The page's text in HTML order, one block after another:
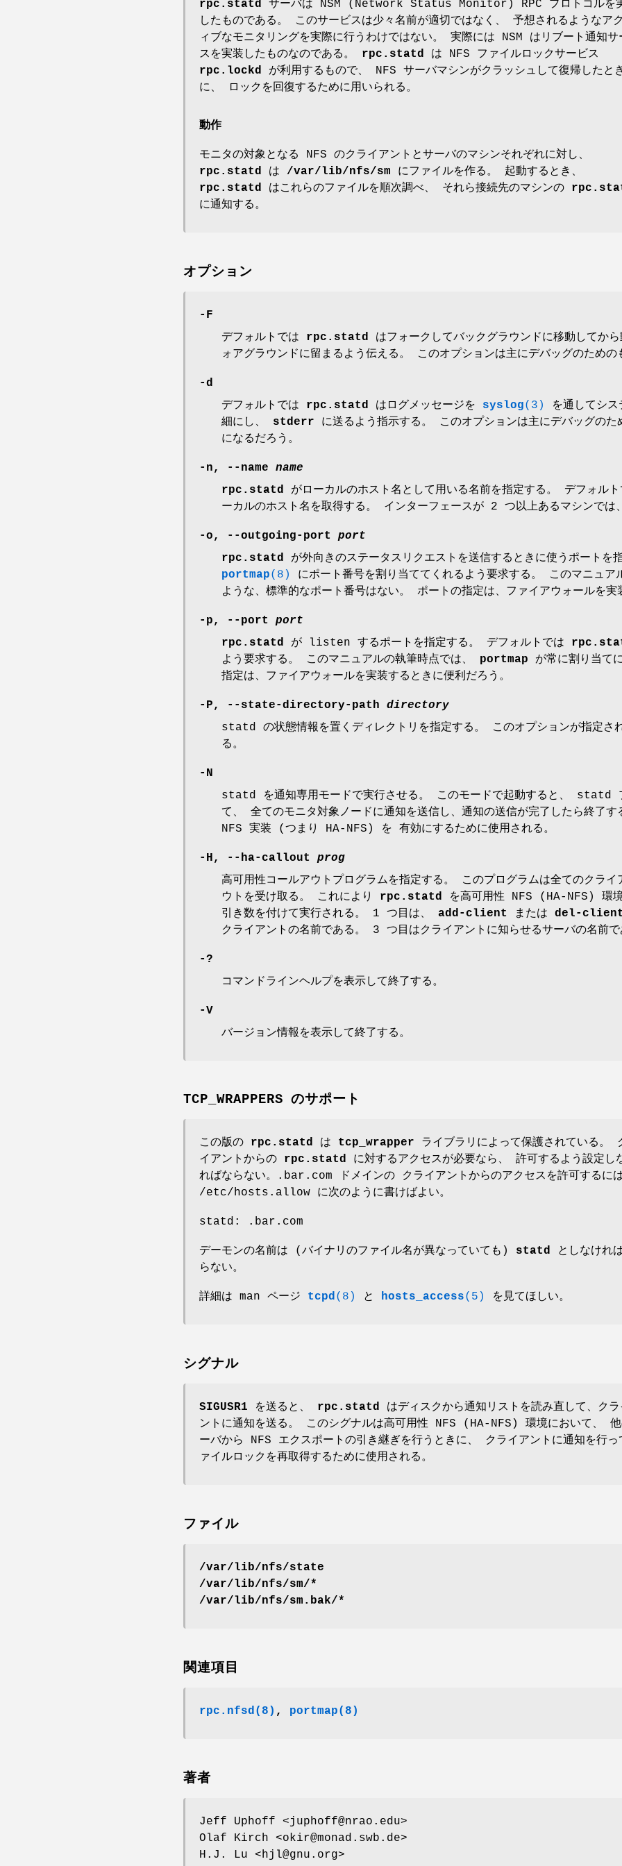
rpc.statd
サーバは NSM (Network Status Monitor) RPC プロトコルを
したものである。 このサービスは少々名前が適切ではなく、 予想されるようなア
ィブなモニタリングを実際に行うわけではない。 実際には NSM はリブート通知サ
スを実装したものなのである。 rpc.statd
は NFS ファイルロックサービス
rpc.lockd
が利用するもので、 NFS サーバマシンがクラッシュして復帰したと
に、 ロックを回復するために用いられる。
動作
モニタの対象となる NFS のクライアントとサーバのマシンそれぞれに対し、
rpc.statd は /var/lib/nfs/sm にファイルを作る。 起動するとき、
rpc.statd はこれらのファイルを順次調べ、 それら接続先のマシンの
に通知する。
オプション
-F
デフォルトでは rpc.statd はフォークしてバックグラウンドに移動してか
ォアグラウンドに留まるよう伝える。 このオプションは主にデバッグのための
-d
デフォルトでは rpc.statd はログメッセージを syslog(3) を通してシス
細にし、 stderr に送るよう指示する。 このオプションは主にデバッグの
になるだろう。
-n, --name name
rpc.statd
がローカルのホスト名として用いる名前を指定する。 デフォル
ーカルのホスト名を取得する。 インターフェースが 2 つ以上あるマシンでは
-o, --outgoing-port port
rpc.statd
が外向きのステータスリクエストを送信するときに使うポートを
portmap(8) にポート番号を割り当ててくれるよう要求する。 このマニュア
ような、標準的なポート番号はない。 ポートの指定は、ファイアウォールを実
-p, --port port
rpc.statd
が listen するポートを指定する。 デフォルトでは
よう要求する。 このマニュアルの執筆時点では、 portmap が常に割り当て
指定は、ファイアウォールを実装するときに便利だろう。
-P, --state-directory-path directory
statd の状態情報を置くディレクトリを指定する。 このオプションが指定さ
る。
-N
statd を通知専用モードで実行させる。 このモードで起動すると、 statd
て、 全てのモニタ対象ノードに通知を送信し、通知の送信が完了したら
NFS 実装 (つまり HA-NFS) を 有効にするために使用される。
-H, --ha-callout prog
高可用性コールアウトプログラムを指定する。 このプログラムは全てのクラ
ウトを受け取る。 これにより rpc.statd
を高可用性 NFS (HA-NFS) 環
引き数を付けて実行される。 1 つ目は、 add-client または del-client
クライアントの名前である。 3 つ目はクライアントに知らせるサーバの名前で
-?
コマンドラインヘルプを表示して終了する。
-V
バージョン情報を表示して終了する。
TCP_WRAPPERS のサポート
この版の rpc.statd は tcp_wrapper ライブラリによって保護されている。
イアントからの rpc.statd に対するアクセスが必要なら、 許可するよう設定し
ればならない。.bar.com ドメインの クライアントからのアクセスを許可するには
/etc/hosts.allow に次のように書けばよい。
statd: .bar.com
デーモンの名前は (バイナリのファイル名が異なっていても) statd としなけれ
らない。
詳細は man ページ tcpd(8) と hosts_access(5) を見てほしい。
シグナル
SIGUSR1 を送ると、 rpc.statd はディスクから通知リストを読み直して、クラ
ントに通知を送る。 このシグナルは高可用性 NFS (HA-NFS) 環境において、 他
ーバから NFS エクスポートの引き継ぎを行うときに、 クライアントに通知を行っ
ァイルロックを再取得するために使用される。
ファイル
/var/lib/nfs/state
/var/lib/nfs/sm/*
/var/lib/nfs/sm.bak/*
関連項目
rpc.nfsd(8) , portmap(8)
著者
Jeff Uphoff <juphoff@nrao.edu>
Olaf Kirch <okir@monad.swb.de>
H.J. Lu <hjl@gnu.org>